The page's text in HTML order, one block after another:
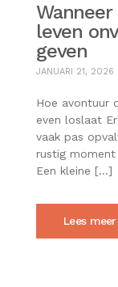
leven
geven
JANUARI 21, 2026
Hoe avontuur
even loslaat
vaak pas
rustig moment
Een kleine […]
Lees meer